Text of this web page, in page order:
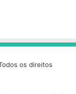
os direitos